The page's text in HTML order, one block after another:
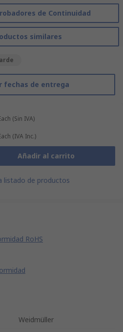
de Continuidad
similares
fechas de entrega
(Sin IVA)
(IVA Inc.)
Añadir al carrito
listado de productos
RoHS
Weidmüller